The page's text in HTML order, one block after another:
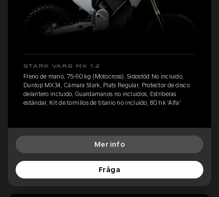
STARK VARG MX 1.2
Freno de mano, 75-90 kg (Motocross), Sidostöd No incluido,
Dunlop MX34, Cámara Stark, Plats Regular, Protector de disco
delantero incluido, Guardamanos no incluidos, Estriberas
estándar, Kit de tornillos de titanio no incluido, 80 hk 'Alfa'
Mer info
Fråga